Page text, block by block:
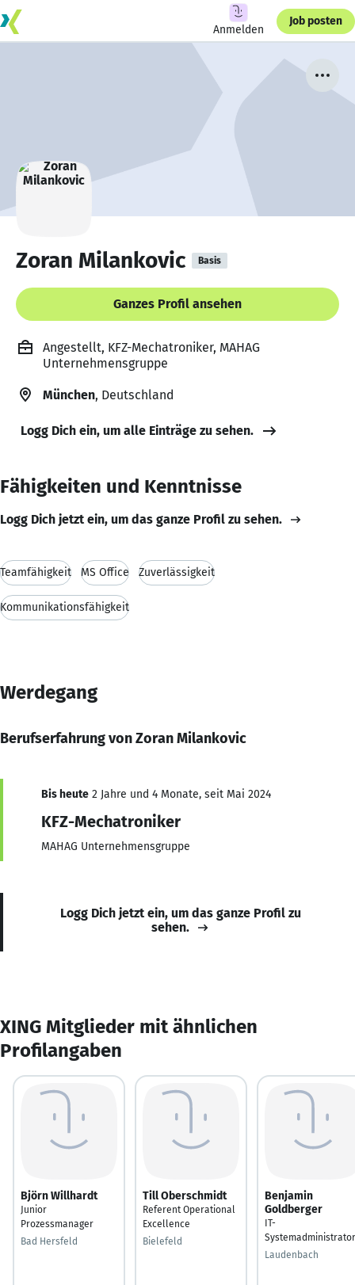
Anmelden
Job posten
Zoran Milankovic Basis
Ganzes Profil ansehen
Angestellt, KFZ-Mechatroniker, MAHAG
Unternehmensgruppe
München, Deutschland
Logg Dich ein, um alle Einträge zu sehen.
Fähigkeiten und Kenntnisse
Logg Dich jetzt ein, um das ganze Profil zu sehen.
Teamfähigkeit MS Office Zuverlässigkeit
Kommunikationsfähigkeit
Werdegang
Berufserfahrung von Zoran Milankovic
Bis heute 2 Jahre und 4 Monate, seit Mai 2024
KFZ-Mechatroniker
MAHAG Unternehmensgruppe
Logg Dich jetzt ein, um das ganze Profil zu
sehen.
XING Mitglieder mit ähnlichen
Profilangaben
Björn Willhardt
Junior
Prozessmanager
Bad Hersfeld
Till Oberschmidt
Referent Operational
Excellence
Bielefeld
Benjamin
Goldberger
IT-
Systemadministrator
Laudenbach